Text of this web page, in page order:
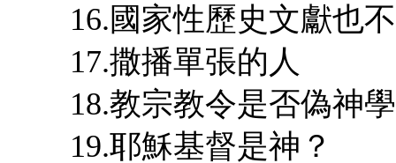
16.國家性歷史文獻也
17.撒播單張的人
18.教宗教令是否偽神
19.耶穌基督是神？